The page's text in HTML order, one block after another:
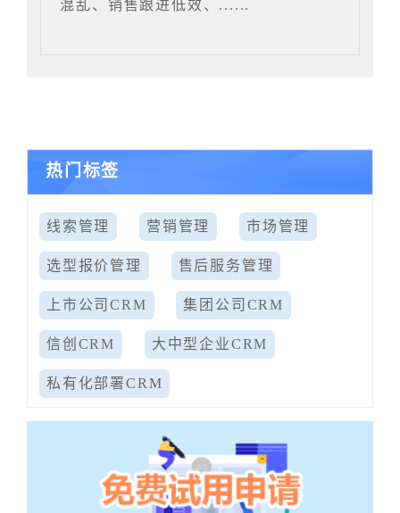
混乱、销售跟进低效、......
热门标签
线索管理 营销管理 市场管理
选型报价管理 售后服务管理
上市公司CRM 集团公司CRM
信创CRM 大中型企业CRM
私有化部署CRM